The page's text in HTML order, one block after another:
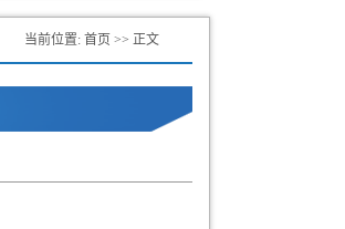
当前位置: 首页 >> 正文